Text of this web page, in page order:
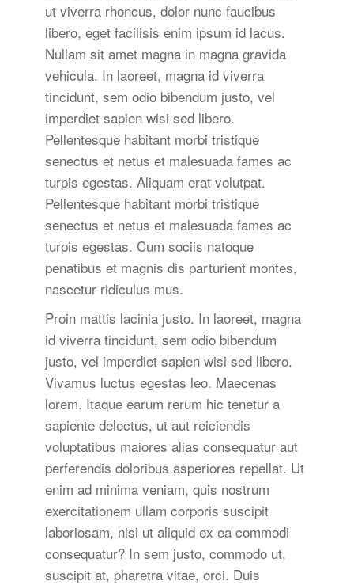
ut viverra rhoncus, dolor nunc faucibus
libero, eget facilisis enim ipsum id lacus.
Nullam sit amet magna in magna gravida
vehicula. In laoreet, magna id viverra
tincidunt, sem odio bibendum justo, vel
imperdiet sapien wisi sed libero.
Pellentesque habitant morbi tristique
senectus et netus et malesuada fames ac
turpis egestas. Aliquam erat volutpat.
Pellentesque habitant morbi tristique
senectus et netus et malesuada fames ac
turpis egestas. Cum sociis natoque
penatibus et magnis dis parturient montes,
nascetur ridiculus mus.
Proin mattis lacinia justo. In laoreet, magna
id viverra tincidunt, sem odio bibendum
justo, vel imperdiet sapien wisi sed libero.
Vivamus luctus egestas leo. Maecenas
lorem. Itaque earum rerum hic tenetur a
sapiente delectus, ut aut reiciendis
voluptatibus maiores alias consequatur aut
perferendis doloribus asperiores repellat. Ut
enim ad minima veniam, quis nostrum
exercitationem ullam corporis suscipit
laboriosam, nisi ut aliquid ex ea commodi
consequatur? In sem justo, commodo ut,
suscipit at, pharetra vitae, orci. Duis